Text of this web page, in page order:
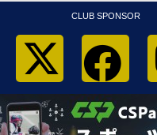
CLUB SPONSOR